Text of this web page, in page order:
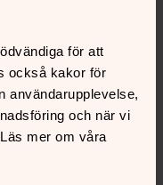
för att
också kakor för
användarupplevelse,
och när vi
mer om våra
kakor